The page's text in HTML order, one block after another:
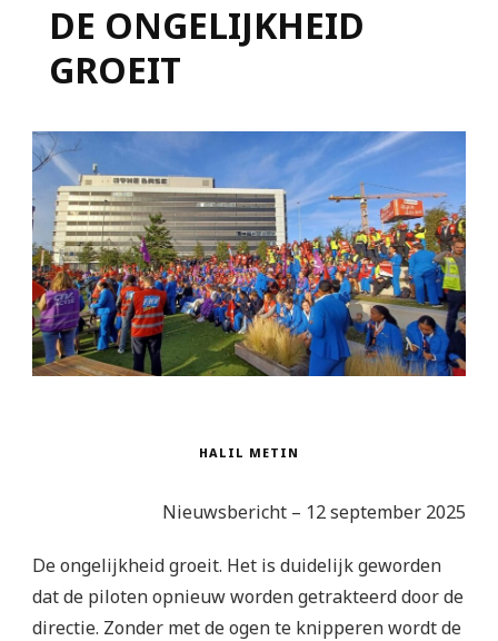
DE ONGELIJKHEID
GROEIT
HALIL METIN
Nieuwsbericht – 12 september 2025
De ongelijkheid groeit. Het is duidelijk geworden
dat de piloten opnieuw worden getrakteerd door de
directie. Zonder met de ogen te knipperen wordt de